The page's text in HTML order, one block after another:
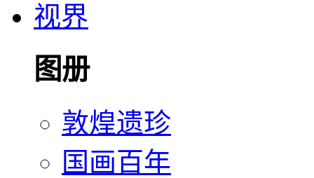
视界
图册
敦煌遗珍
国画百年